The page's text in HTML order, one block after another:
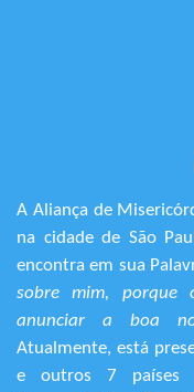
A Aliança de
na cidade de São
encontra em sua
sobre mim, porque
anunciar a boa
Atualmente, está
e outros 7 países